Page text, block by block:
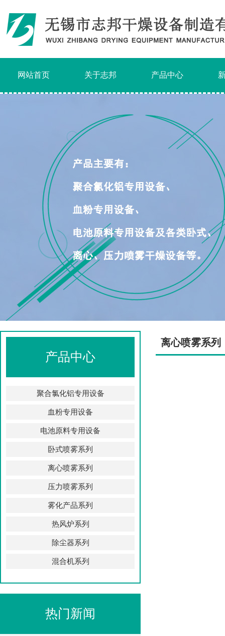
网站首页 关于志邦 产品中心
产品中心
聚合氯化铝专用设备
血粉专用设备
电池原料专用设备
卧式喷雾系列
离心喷雾系列
压力喷雾系列
雾化产品系列
热风炉系列
除尘器系列
混合机系列
热门新闻
离心喷雾系列